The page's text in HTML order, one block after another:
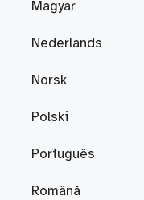
Magyar
Nederlands
Norsk
Polski
Português
Română